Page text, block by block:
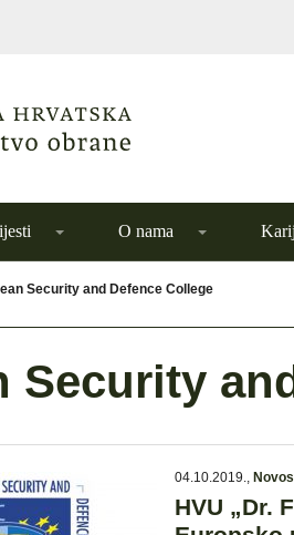
O nama
Security and Defence College
Security
04.10.2019.,
HVU „Dr.